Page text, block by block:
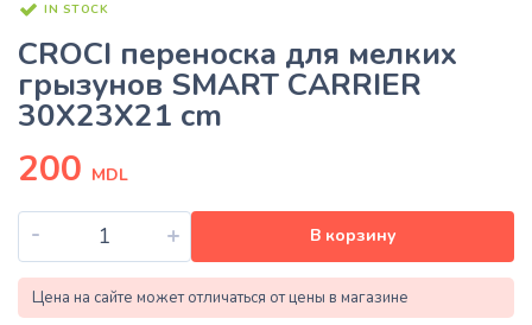
IN STOCK
CROCI переноска для мелких
грызунов SMART CARRIER
30X23X21 cm
200 MDL
- + В корзину
Цена на сайте может отличаться от цены в магазине